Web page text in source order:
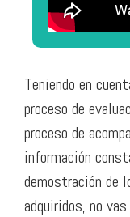
Teniendo en
proceso de
proceso de
información
demostración de
adquiridos, no